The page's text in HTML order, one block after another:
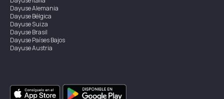
DayuseAlemania
DayuseBélgica
DayuseSuiza
DayuseBrasil
DayusePaíses Bajos
DayuseAustria
DayuseSingapur
DayuseSuecia